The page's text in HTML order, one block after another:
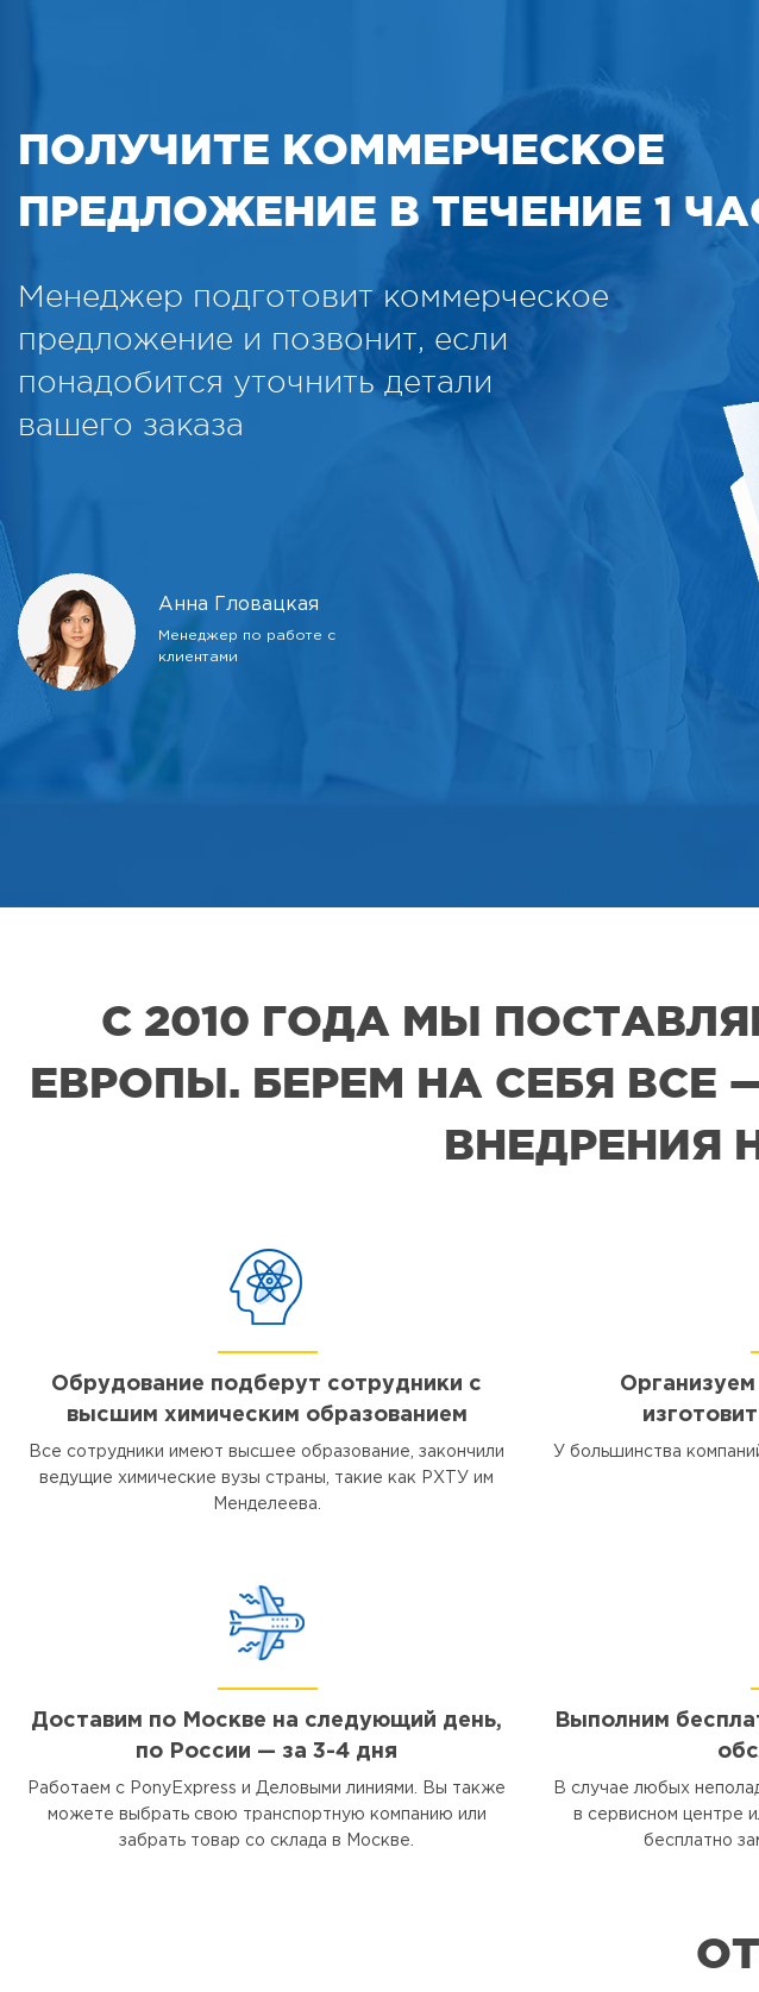
ПОЛУЧИТЕ КОММЕРЧЕСКОЕ
ПРЕДЛОЖЕНИЕ В ТЕЧЕНИЕ 1
Менеджер подготовит коммерческое
предложение и позвонит, если
понадобится уточнить детали
вашего заказа
Анна Гловацкая
Менеджер по работе с
клиентами
С 2010 ГОДА МЫ
ЕВРОПЫ. БЕРЕМ НА СЕБЯ
ВНЕДРЕНИЯ
Обрудование подберут сотрудники с
высшим химическим образованием
Все сотрудники имеют высшее образование, закончили
ведущие химические вузы страны, такие как РХТУ им
Менделеева.
У большинства
Доставим по Москве на следующий день,
по России — за 3-4 дня
Работаем с PonyExpress и Деловыми линиями. Вы также
можете выбрать свою транспортную компанию или
забрать товар со склада в Москве.
Выполним
В случае любых
в сервисном центре
бесплатно